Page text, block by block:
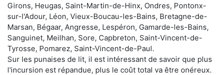
Girons, Heugas, Saint-Martin-de-Hinx, Ondres, Pontonx-
sur-l'Adour, Léon, Vieux-Boucau-les-Bains, Bretagne-de-
Marsan, Bégaar, Angresse, Lespéron, Gamarde-les-Bains,
Sanguinet, Meilhan, Sore, Capbreton, Saint-Vincent-de-
Tyrosse, Pomarez, Saint-Vincent-de-Paul.
Sur les punaises de lit, il est intéressant de savoir que plus
l'incursion est répandue, plus le coût total va être onéreux.